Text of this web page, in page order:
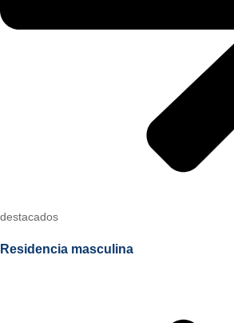
destacados
Residencia masculina